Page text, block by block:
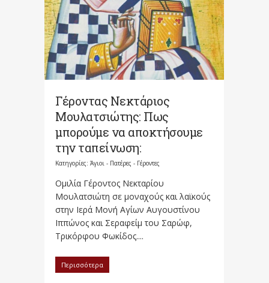
Γέροντας Νεκτάριος
Μουλατσιώτης: Πως
μπορούμε να αποκτήσουμε
την ταπείνωση:
Κατηγορίες: Άγιοι - Πατέρες - Γέροντες
Ομιλία Γέροντος Νεκταρίου
Μουλατσιώτη σε μοναχούς και λαϊκούς
στην Ιερά Μονή Αγίων Αυγουστίνου
Ιππώνος και Σεραφείμ του Σαρώφ,
Τρικόρφου Φωκίδος....
Περισσότερα